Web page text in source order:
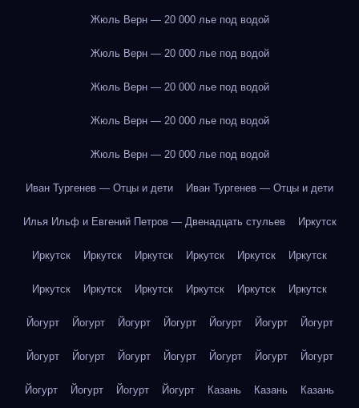
Жюль Верн — 20 000 лье под водой
Жюль Верн — 20 000 лье под водой
Жюль Верн — 20 000 лье под водой
Жюль Верн — 20 000 лье под водой
Жюль Верн — 20 000 лье под водой
Иван Тургенев — Отцы и дети Иван Тургенев — Отцы и дети
Илья Ильф и Евгений Петров — Двенадцать стульев Иркутск
Иркутск Иркутск Иркутск Иркутск Иркутск Иркутск
Иркутск Иркутск Иркутск Иркутск Иркутск Иркутск
Йогурт Йогурт Йогурт Йогурт Йогурт Йогурт Йогурт
Йогурт Йогурт Йогурт Йогурт Йогурт Йогурт Йогурт
Йогурт Йогурт Йогурт Йогурт Казань Казань Казань